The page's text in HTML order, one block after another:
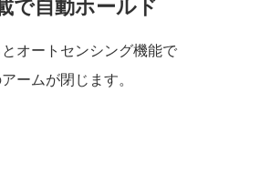
で自動ホールド
オートセンシング機能で
ームが閉じます。